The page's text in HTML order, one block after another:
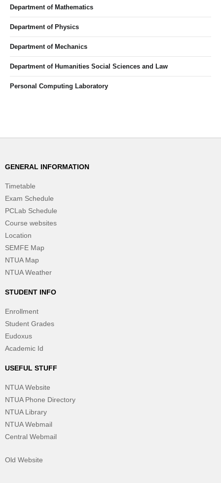
Department of Mathematics
Department of Physics
Department of Mechanics
Department of Humanities Social Sciences and Law
Personal Computing Laboratory
GENERAL INFORMATION
Timetable
Exam Schedule
PCLab Schedule
Course websites
Location
SEMFE Map
NTUA Map
NTUA Weather
STUDENT INFO
Enrollment
Student Grades
Eudoxus
Academic Id
USEFUL STUFF
NTUA Website
NTUA Phone Directory
NTUA Library
NTUA Webmail
Central Webmail
Old Website